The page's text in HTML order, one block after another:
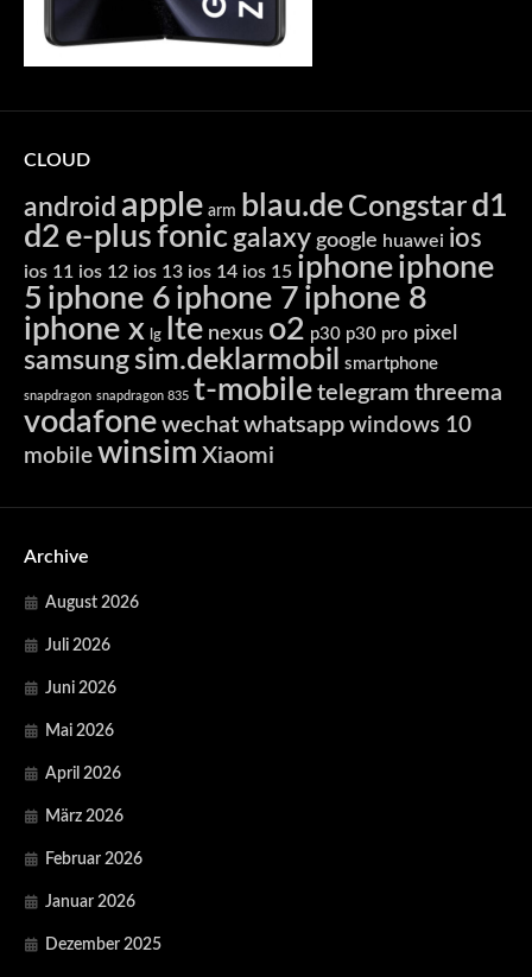
CLOUD
android apple arm blau.de Congstar d1
d2 e-plusfonic galaxy google huawei ios
ios 11 ios 12 ios 13 ios 14 ios 15 iphoneiphone
5 iphone 6 iphone 7 iphone 8
iphone x lg lte nexus o2 p30 p30 pro pixel
samsung sim.deklarmobil smartphone
snapdragon snapdragon 835 t-mobile telegram threema
vodafone wechat whatsapp windows 10
mobile winsim Xiaomi
Archive
August 2026
Juli 2026
Juni 2026
Mai 2026
April 2026
März 2026
Februar 2026
Januar 2026
Dezember 2025